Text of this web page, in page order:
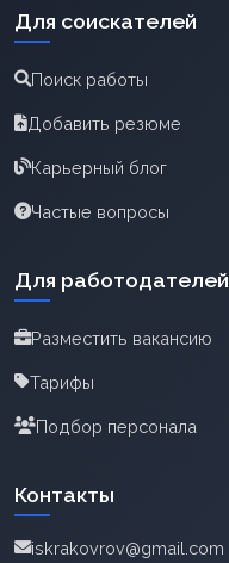
Для соискателей
Поиск работы
Добавить резюме
Карьерный блог
Частые вопросы
Для работодателей
Разместить вакансию
Тарифы
Подбор персонала
Контакты
iskrakovrov@gmail.com